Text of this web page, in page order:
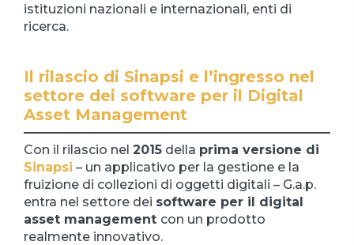
istituzioni nazionali e internazionali, enti di
ricerca.
Il rilascio di Sinapsi e l’ingresso nel
settore dei software per il Digital
Asset Management
Con il rilascio nel 2015 della prima versione di
Sinapsi – un applicativo per la gestione e la
fruizione di collezioni di oggetti digitali – G.a.p.
entra nel settore dei software per il digital
asset management con un prodotto
realmente innovativo.